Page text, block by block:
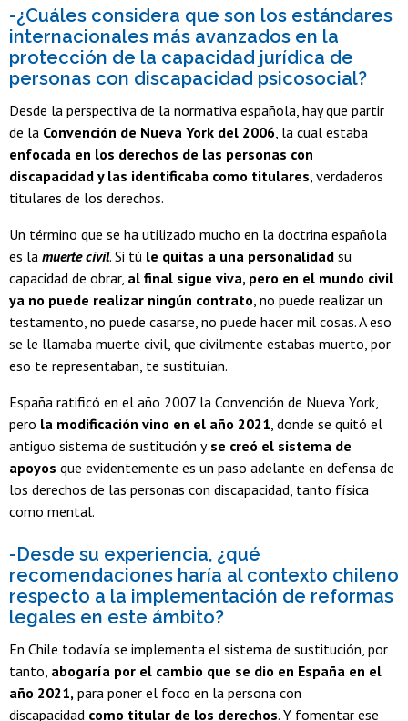
-¿Cuáles considera que son los estándares
internacionales más avanzados en la
protección de la capacidad jurídica de
personas con discapacidad psicosocial?
Desde la perspectiva de la normativa española, hay que partir
de la Convención de Nueva York del 2006 , la cual estaba
enfocada en los derechos de las personas con
discapacidad y las identificaba como titulares , verdaderos
titulares de los derechos.
Un término que se ha utilizado mucho en la doctrina española
es la muerte civil. Si tú le quitas a una personalidad su
capacidad de obrar, al final sigue viva, pero en el mundo civil
ya no puede realizar ningún contrato , no puede realizar un
testamento, no puede casarse, no puede hacer mil cosas. A eso
se le llamaba muerte civil, que civilmente estabas muerto, por
eso te representaban, te sustituían.
España ratificó en el año 2007 la Convención de Nueva York,
pero la modificación vino en el año 2021 , donde se quitó el
antiguo sistema de sustitución yse creó el sistema de
apoyos que evidentemente es un paso adelante en defensa de
los derechos de las personas con discapacidad, tanto física
como mental.
-Desde su experiencia, ¿qué
recomendaciones haría al contexto chileno
respecto a la implementación de reformas
legales en este ámbito?
En Chile todavía se implementa el sistema de sustitución, por
tanto, abogaría por el cambio que se dio en España en el
año 2021, para poner el foco en la persona con
discapacidad como titular de los derechos. Y fomentar ese